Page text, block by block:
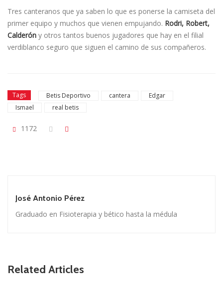
Tres canteranos que ya saben lo que es ponerse la camiseta del
primer equipo y muchos que vienen empujando. Rodri, Robert,
Calderón y otros tantos buenos jugadores que hay en el filial
verdiblanco seguro que siguen el camino de sus compañeros.
Tags Betis Deportivo cantera
Edgar
Ismael
real betis
1172
José Antonio Pérez
Graduado en Fisioterapia y bético hasta la médula
Related Articles